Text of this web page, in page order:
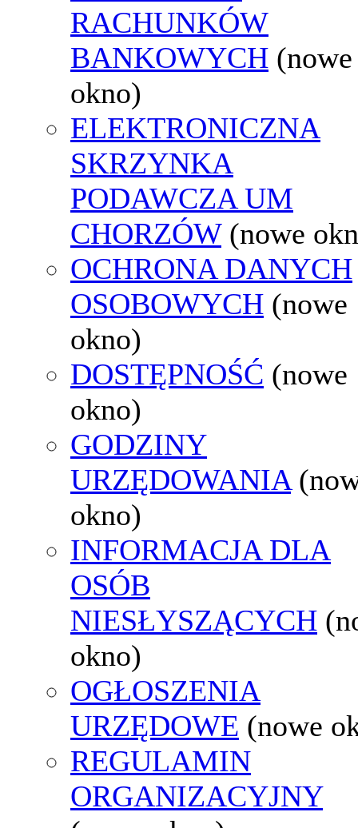
RACHUNKÓW
BANKOWYCH (nowe
okno)
ELEKTRONICZNA
SKRZYNKA
PODAWCZA UM
CHORZÓW (nowe
OCHRONA DANYCH
OSOBOWYCH (nowe
okno)
DOSTĘPNOŚĆ (nowe
okno)
GODZINY
URZĘDOWANIA
okno)
INFORMACJA DLA
OSÓB
NIESŁYSZĄCYCH
okno)
OGŁOSZENIA
URZĘDOWE (nowe
REGULAMIN
ORGANIZACYJNY